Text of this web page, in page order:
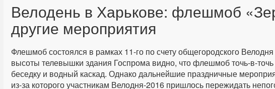
Велодень в Харькове: флешмоб
другие мероприятия
Флешмоб состоялся в рамках 11-го по счету общегородского
высоты телевышки здания Госпрома видно, что флешмоб точь-в-
беседку и водный каскад. Однако дальнейшие праздничные
из-за которого участникам Велодня-2016 пришлось пережидать